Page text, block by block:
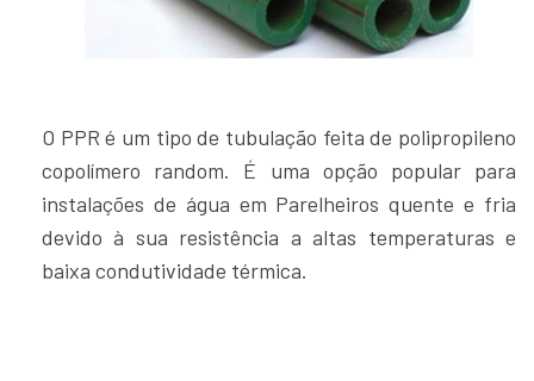
O PPR é um tipo de tubulação feita de polipropileno
copolímero random. É uma opção popular para
instalações de água em Parelheiros quente e fria
devido à sua resistência a altas temperaturas e
baixa condutividade térmica.